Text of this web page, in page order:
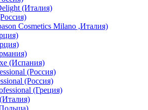
(Италия)
Cosmetics Milano ,Италия)
(Испания)
(Россия)
(Россия)
(Греция)